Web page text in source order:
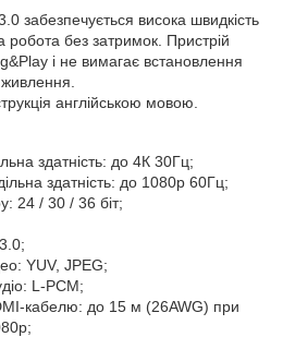
забезпечується висока швидкість
робота без затримок. Пристрій
і не вимагає встановлення
англійською мовою.
здатність: до 4К 30Гц;
здатність: до 1080p 60Гц;
24 / 30 / 36 біт;
YUV, JPEG;
L-PCM;
кабелю: до 15 м (26AWG) при